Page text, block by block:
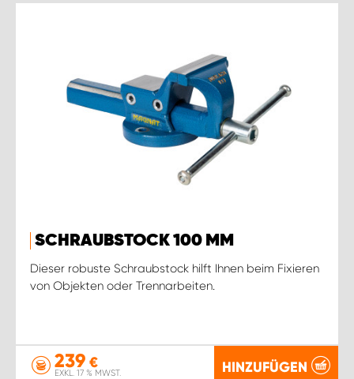
SCHRAUBSTOCK 100 MM
Dieser robuste Schraubstock hilft Ihnen beim Fixieren
von Objekten oder Trennarbeiten.
239 €
EXKL. 17 % MWST. HINZUFÜGEN